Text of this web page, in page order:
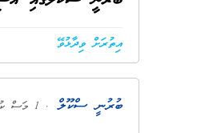
އިތުރަށް ވިދާޅުވޭ
ބުރުނީ ސްކޫލް . 1 މަސް ކުރިން